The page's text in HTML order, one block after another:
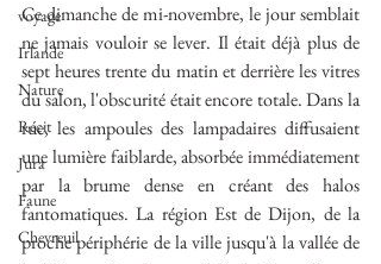
voyage
Irlande
Nature
Récit
Jura
Faune
Chevreuil
Ce dimanche de mi-novembre, le jour semblait
ne jamais vouloir se lever. Il était déjà plus de
sept heures trente du matin et derrière les vitres
du salon, l'obscurité était encore totale. Dans la
rue, les ampoules des lampadaires diffusaient
une lumière faiblarde, absorbée immédiatement
par la brume dense en créant des halos
fantomatiques. La région Est de Dijon, de la
proche périphérie de la ville jusqu'à la vallée de